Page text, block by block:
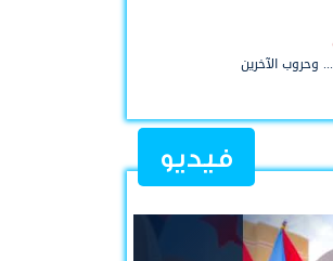
وحروب الآخرين
فيديو